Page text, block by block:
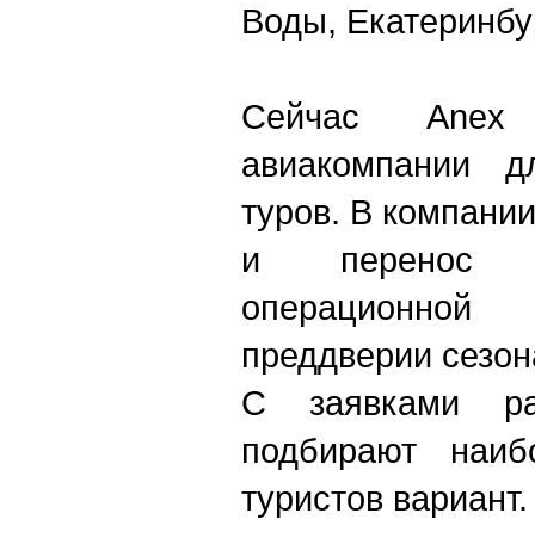
Воды,
Сейчас Anex
авиакомпании
туров. В
и перенос
операционной
преддверии
С заявками
подбирают
туристов